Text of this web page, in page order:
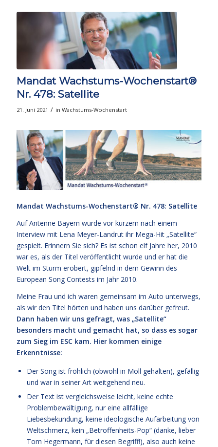
Mandat Wachstums-Wochenstart®
Nr. 478: Satellite
21. Juni 2021 / in Wachstums-Wochenstart
Mandat Wachstums-Wochenstart® Nr. 478: Satellite
Auf Antenne Bayern wurde vor kurzem nach einem
Interview mit Lena Meyer-Landrut ihr Mega-Hit „Satellite“
gespielt. Erinnern Sie sich? Es ist schon elf Jahre her, 2010
war es, als der Titel veröffentlicht wurde und er hat die
Welt im Sturm erobert, gipfelnd in dem Gewinn des
European Song Contests im Jahr 2010.
Meine Frau und ich waren gemeinsam im Auto unterwegs,
als wir den Titel hörten und haben uns darüber gefreut.
Dann haben wir uns gefragt, was „Satellite“
besonders macht und gemacht hat, so dass es sogar
zum Sieg im ESC kam. Hier kommen einige
Erkenntnisse:
Der Song ist fröhlich (obwohl in Moll gehalten), gefällig
und war in seiner Art weitgehend neu.
Der Text ist vergleichsweise leicht, keine echte
Problembewältigung, nur eine allfällige
Liebesbekundung, keine ideologische Aufarbeitung von
Weltschmerz, kein „Betroffenheits-Pop“ (danke, lieber
Tom Hegermann, für diesen Begriff!), also auch keine